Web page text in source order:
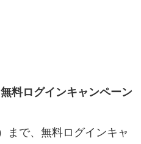
料ログインキャンペーン
まで、無料ログインキャ